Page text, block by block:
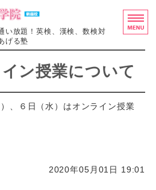
ブルーム個
い放題！英検、漢検、数検対
げる塾
ン授業について
、６日（水）はオンライン授業
2020年05月01日 19:01